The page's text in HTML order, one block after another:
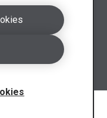
fourniront un devis